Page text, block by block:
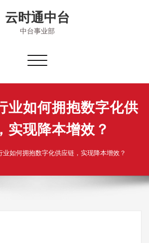
云时通中台
中台事业部
切
导
业如何拥抱数字化供
实现降本增效？
业如何拥抱数字化供应链，实现降本增效？